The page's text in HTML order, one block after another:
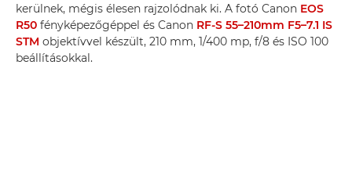
kerülnek, mégis élesen rajzolódnak ki. A fotó Canon EOS
R50 fényképezőgéppel és Canon RF-S 55–210mm F5–7.1 IS
STM objektívvel készült, 210 mm, 1/400 mp, f/8 és ISO 100
beállításokkal.